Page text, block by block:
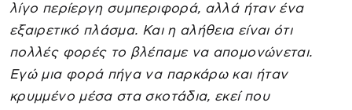
λίγο περίεργη συμπεριφορά, αλλά ήταν ένα
εξαιρετικό πλάσμα. Και η αλήθεια είναι ότι
πολλές φορές το βλέπαμε να απομονώνεται.
Εγώ μια φορά πήγα να παρκάρω και ήταν
κρυμμένο μέσα στα σκοτάδια, εκεί που